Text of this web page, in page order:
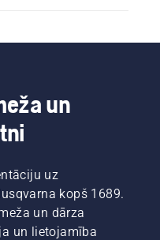
un
uz
kopš 1689.
un dārza
un lietojamība